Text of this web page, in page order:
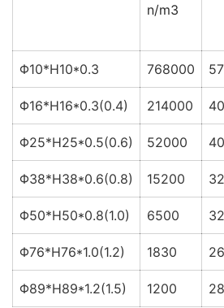
n/m3
Φ10*H10*0.3 768000
Φ16*H16*0.3(0.4) 214000
Φ25*H25*0.5(0.6) 52000
Φ38*H38*0.6(0.8) 15200
Φ50*H50*0.8(1.0) 6500
Φ76*H76*1.0(1.2) 1830
Φ89*H89*1.2(1.5) 1200